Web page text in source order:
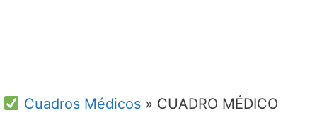
Cuadros Médicos» CUADRO MÉDICO